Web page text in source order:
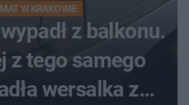
W KRAKOWIE
z balkonu.
z tego samego
wersalka z